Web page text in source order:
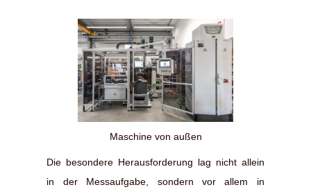
Maschine von außen
Die besondere Herausforderung lag nicht allein
in der Messaufgabe, sondern vor allem in